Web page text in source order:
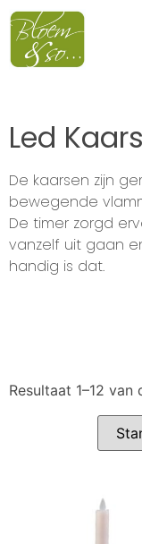
Led
De kaarsen zijn
bewegende
De timer zorgd
vanzelf uit gaan
handig is dat.
Resultaat 1–12